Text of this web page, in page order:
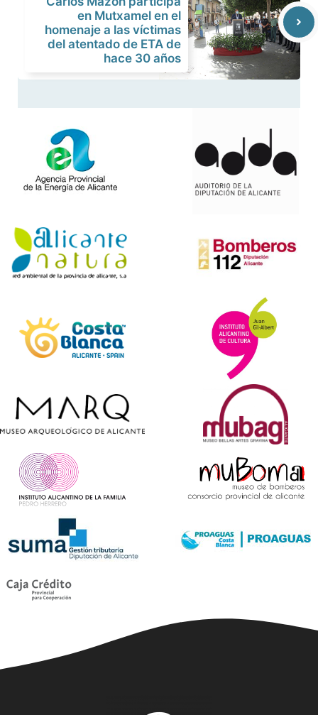
en Mutxamel en el
homenaje a las víctimas
del atentado de ETA de
hace 30 años